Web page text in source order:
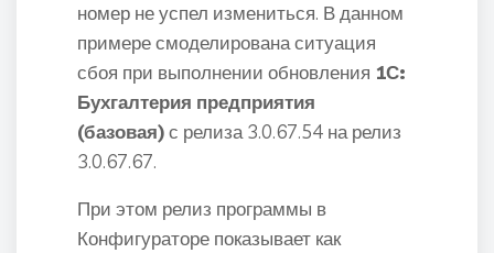
номер не успел измениться. В данном
примере смоделирована ситуация
сбоя при выполнении обновления 1С:
Бухгалтерия предприятия
(базовая)с релиза 3.0.67.54 на релиз
3.0.67.67.
При этом релиз программы в
Конфигураторе показывает как